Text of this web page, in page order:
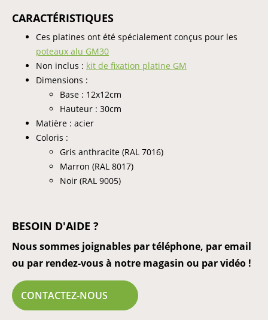
CARACTÉRISTIQUES
Ces platines ont été spécialement conçus pour les
poteaux alu GM30
Non inclus : kit de fixation platine GM
Dimensions :
Base : 12x12cm
Hauteur : 30cm
Matière : acier
Coloris :
Gris anthracite (RAL 7016)
Marron (RAL 8017)
Noir (RAL 9005)
BESOIN D'AIDE ?
Nous sommes joignables par téléphone, par email
ou par rendez-vous à notre magasin ou par vidéo !
CONTACTEZ-NOUS